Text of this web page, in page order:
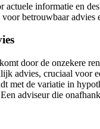
informatie en
betrouwbaar
door de onzekere
advies, cruciaal
met de variatie in
adviseur die